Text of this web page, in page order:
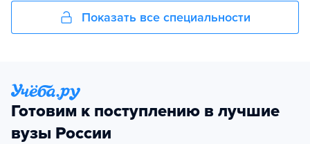
Показать все специальности
Готовим к поступлению в лучшие
вузы России